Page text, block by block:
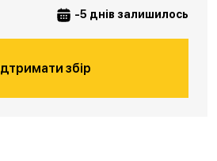
-5 днів залишилось
збір